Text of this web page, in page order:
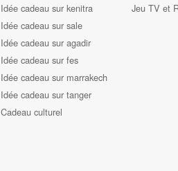
Idée cadeau sur kenitra
Idée cadeau sur sale
Idée cadeau sur agadir
Idée cadeau sur fes
Idée cadeau sur marrakech
Idée cadeau sur tanger
Cadeau culturel
Jeu TV et